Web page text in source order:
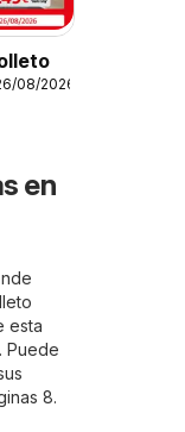
08/2026
en
esta
Puede
8.